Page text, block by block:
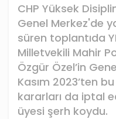
CHP Yüksek
Genel Merkez'de
süren toplantıda
Milletvekili Mahir
Özgür Özel’in
Kasım 2023’ten
kararları da iptal
üyesi şerh koydu.